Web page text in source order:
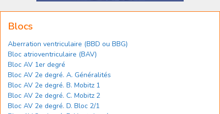
Blocs
Aberration ventriculaire (BBD ou BBG)
Bloc atrioventriculaire (BAV)
Bloc AV 1er degré
Bloc AV 2e degré. A. Généralités
Bloc AV 2e degré. B. Mobitz 1
Bloc AV 2e degré. C. Mobitz 2
Bloc AV 2e degré. D. Bloc 2/1